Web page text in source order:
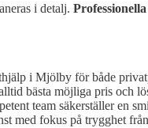
i detalj.
i Mjölby för både
bästa möjliga pris och
team säkerställer en
med fokus på trygghet